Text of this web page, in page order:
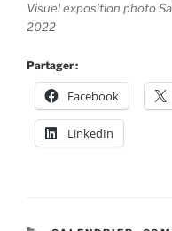
Visuel exposition photo
2022
Partager :
Facebook
LinkedIn